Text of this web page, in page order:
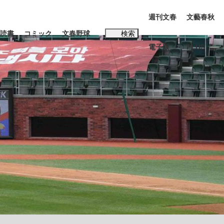
ンタビュー 読書
日本代表“敗戦”の真実 選手が明かす...
将棋
読書 コミック 文春野球 検索
#松田聖子
週刊文春
電子版
文藝春秋
PLUS